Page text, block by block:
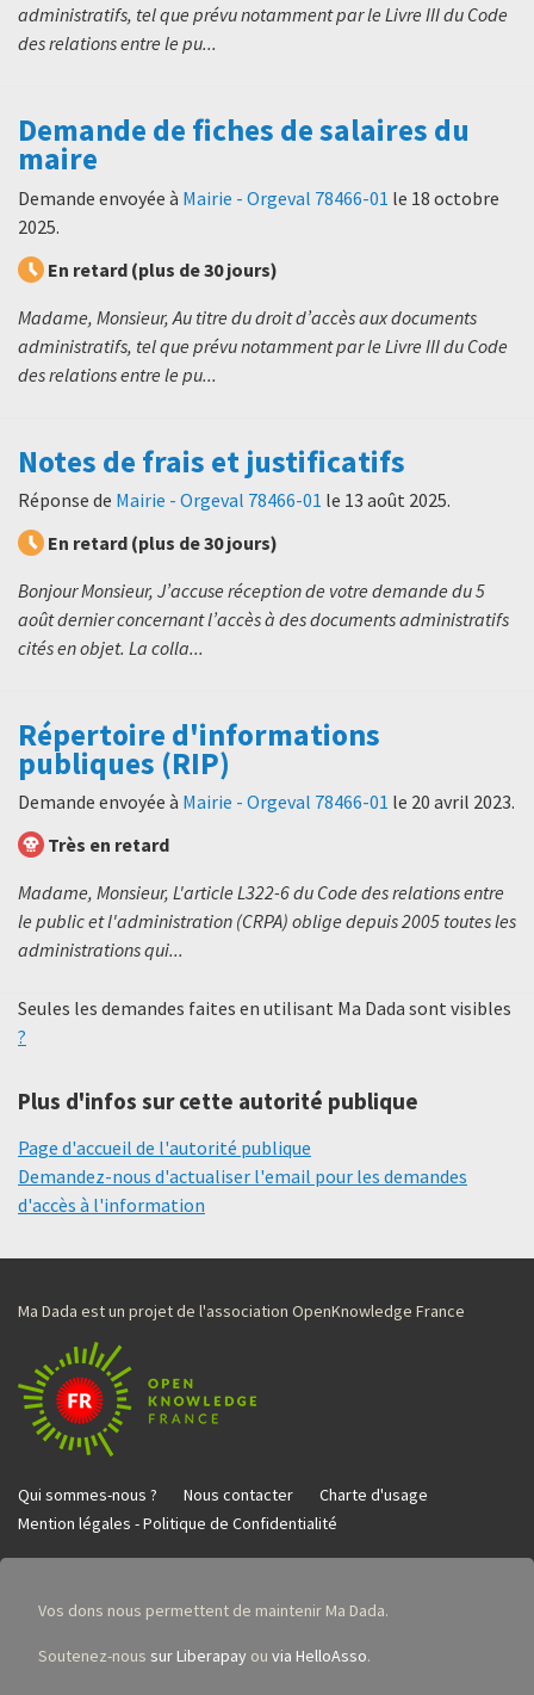
administratifs, tel que prévu notamment par le Livre III du Code
des relations entre le pu...
Demande de fiches de salaires du
maire
Demande envoyée à Mairie - Orgeval 78466-01 le 18 octobre
2025.
En retard (plus de 30 jours)
Madame, Monsieur, Au titre du droit d’accès aux documents
administratifs, tel que prévu notamment par le Livre III du Code
des relations entre le pu...
Notes de frais et justificatifs
Réponse de Mairie - Orgeval 78466-01 le 13 août 2025.
En retard (plus de 30 jours)
Bonjour Monsieur, J’accuse réception de votre demande du 5
août dernier concernant l’accès à des documents administratifs
cités en objet. La colla...
Répertoire d'informations
publiques (RIP)
Demande envoyée à Mairie - Orgeval 78466-01 le 20 avril 2023.
Très en retard
Madame, Monsieur, L'article L322-6 du Code des relations entre
le public et l'administration (CRPA) oblige depuis 2005 toutes les
administrations qui...
Seules les demandes faites en utilisant Ma Dada sont visibles
?
Plus d'infos sur cette autorité publique
Page d'accueil de l'autorité publique
Demandez-nous d'actualiser l'email pour les demandes
d'accès à l'information
Ma Dada est un projet de l'association OpenKnowledge France
Qui sommes-nous ? Nous contacter
Charte d'usage
Mention légales - Politique de Confidentialité
Vos dons nous permettent de maintenir Ma Dada.
Soutenez-nous sur Liberapay ou via HelloAsso.